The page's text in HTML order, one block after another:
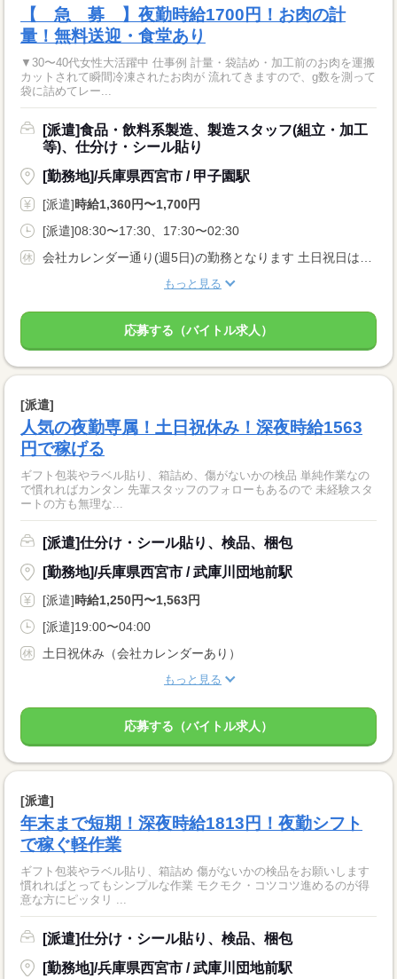
【 急 募 】夜勤時給1700円！お肉の計
量！無料送迎・食堂あり
▼30〜40代女性大活躍中 仕事例 計量・袋詰め・加工前のお肉を運搬
カットされて瞬間冷凍されたお肉が 流れてきますので、g数を測って
袋に詰めてレー...
[派遣]食品・飲料系製造、製造スタッフ(組立・加工
等)、仕分け・シール貼り
[勤務地]/兵庫県西宮市 / 甲子園駅
[派遣]時給1,360円〜1,700円
[派遣]08:30〜17:30、17:30〜02:30
もっと見る
応募する（バイトル求人）
[派遣]
人気の夜勤専属！土日祝休み！深夜時給1563
円で稼げる
ギフト包装やラベル貼り、箱詰め、傷がないかの検品 単純作業なの
で慣れればカンタン 先輩スタッフのフォローもあるので 未経験スタ
ートの方も無理な...
[派遣]仕分け・シール貼り、検品、梱包
[勤務地]/兵庫県西宮市 / 武庫川団地前駅
[派遣]時給1,250円〜1,563円
[派遣]19:00〜04:00
土日祝休み（会社カレンダーあり）
もっと見る
応募する（バイトル求人）
[派遣]
年末まで短期！深夜時給1813円！夜勤シフト
で稼ぐ軽作業
ギフト包装やラベル貼り、箱詰め 傷がないかの検品をお願いします
慣れればとってもシンプルな作業 モクモク・コツコツ進めるのが得
意な方にピッタリ ...
[派遣]仕分け・シール貼り、検品、梱包
[勤務地]/兵庫県西宮市 / 武庫川団地前駅